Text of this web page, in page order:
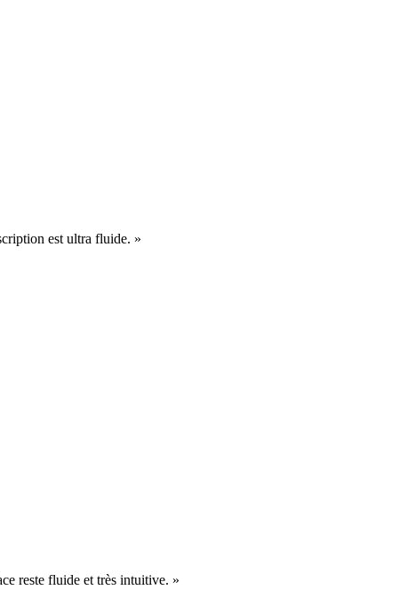
est ultra fluide. »
reste fluide et très intuitive. »